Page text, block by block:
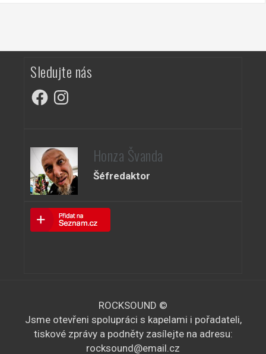
Sledujte nás
FacebookInstagram
Honza Švanda
Šéfredaktor
ROCKSOUND ©
Jsme otevřeni spolupráci s kapelami i pořadateli,
tiskové zprávy a podněty zasílejte na adresu:
rocksound@email.cz